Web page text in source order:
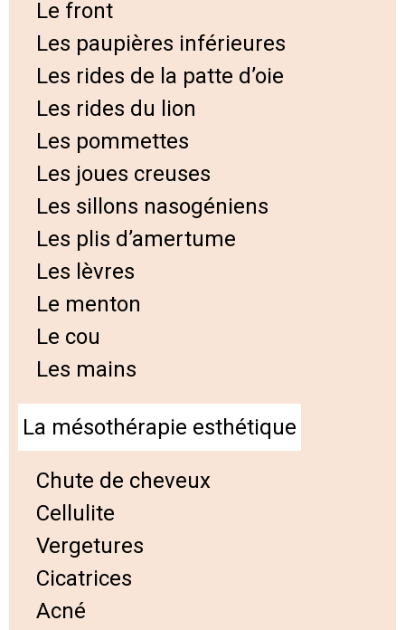
Le front
Les paupières inférieures
Les rides de la patte d’oie
Les rides du lion
Les pommettes
Les joues creuses
Les sillons nasogéniens
Les plis d’amertume
Les lèvres
Le menton
Le cou
Les mains
La mésothérapie esthétique
Chute de cheveux
Cellulite
Vergetures
Cicatrices
Acné